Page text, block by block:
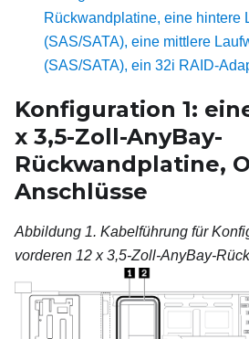
Rückwandplatine, eine hintere
(SAS/SATA), eine mittlere
(SAS/SATA), ein 32i RAID-
Konfiguration 1:
x 3,5-Zoll-AnyBay-
Rückwandplatine,
Anschlüsse
Abbildung 1. Kabelführung für
vorderen 12 x 3,5-Zoll-AnyBay-